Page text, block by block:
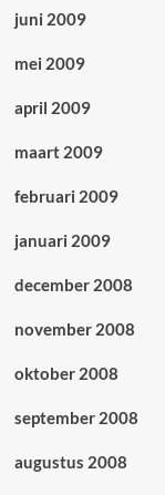
juni 2009
mei 2009
april 2009
maart 2009
februari 2009
januari 2009
december 2008
november 2008
oktober 2008
september 2008
augustus 2008